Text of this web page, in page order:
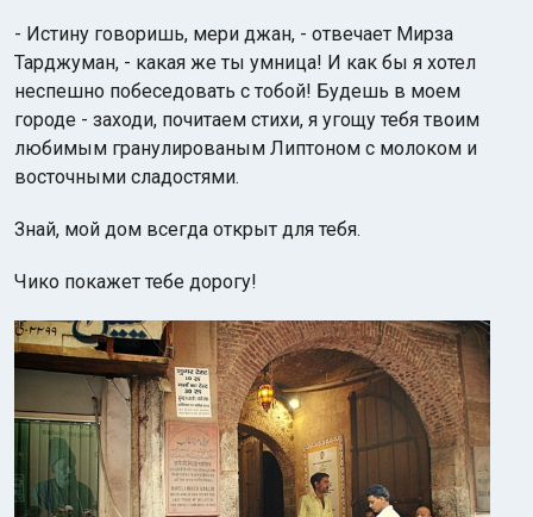
- Истину говоришь, мери джан, - отвечает Мирза
Тарджуман, - какая же ты умница! И как бы я хотел
неспешно побеседовать с тобой! Будешь в моем
городе - заходи, почитаем стихи, я угощу тебя твоим
любимым гранулированым Липтоном с молоком и
восточными сладостями.
Знай, мой дом всегда открыт для тебя.
Чико покажет тебе дорогу!